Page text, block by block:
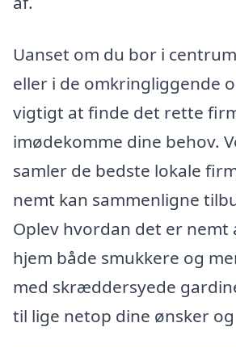
Uanset om du bor i
eller i de omkringliggende
vigtigt at finde det rette
imødekomme dine behov.
samler de bedste lokale
nemt kan sammenligne
Oplev hvordan det er nemt
hjem både smukkere og
med skræddersyede
til lige netop dine ønsker